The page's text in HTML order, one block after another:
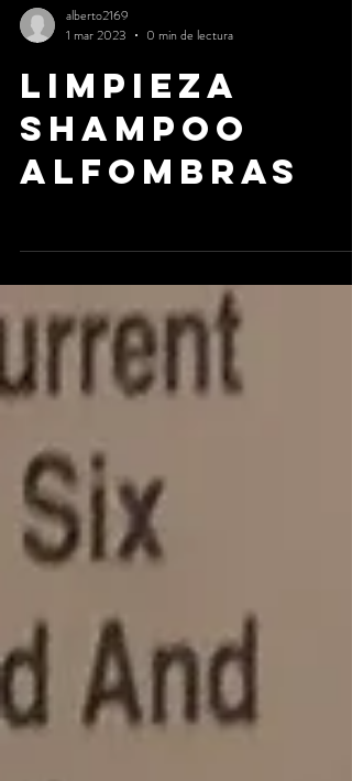
alberto2169
1 mar 2023
0 min de lectura
Limpieza
Shampoo